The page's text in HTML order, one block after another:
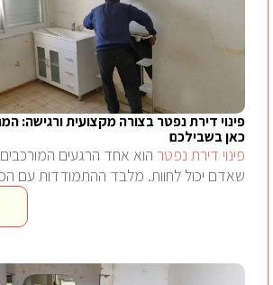
פינוי דירת נפטר בצורה מקצועית ורגישה:
כאן בשבילכם
פינוי דירת נפטר הוא אחד הרגעים
שאדם יכול לחוות. מלבד ההתמודדות עם